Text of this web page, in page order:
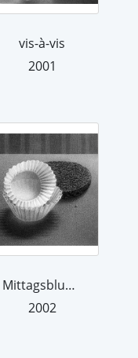
vis-à-vis
2001
Mittagsblume
2002